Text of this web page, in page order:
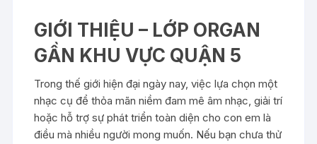
GIỚI THIỆU – LỚP ORGAN
GẦN KHU VỰC QUẬN 5
Trong thế giới hiện đại ngày nay, việc lựa chọn một
nhạc cụ để thỏa mãn niềm đam mê âm nhạc, giải trí
hoặc hỗ trợ sự phát triển toàn diện cho con em là
điều mà nhiều người mong muốn. Nếu bạn chưa thử